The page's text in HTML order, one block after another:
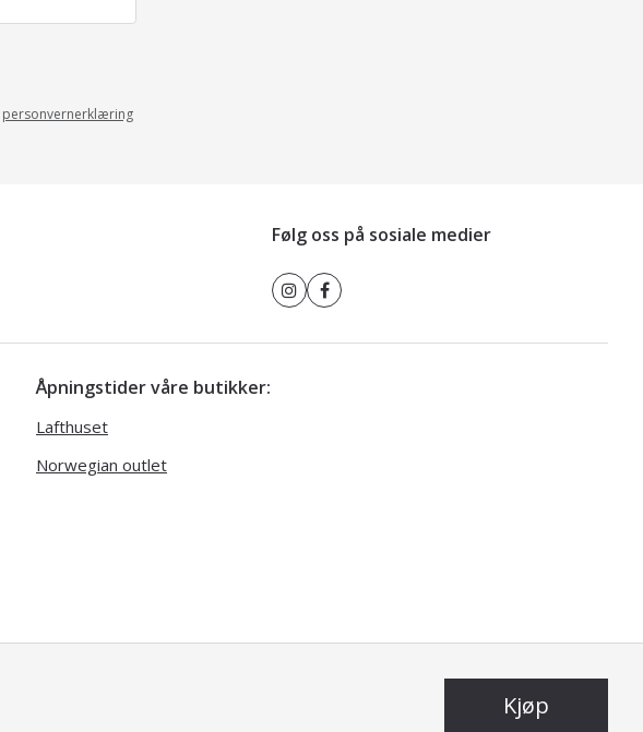
Kjøp
personvernerklæring
Følg oss på sosiale medier
Åpningstider våre butikker:
Lafthuset
Norwegian outlet